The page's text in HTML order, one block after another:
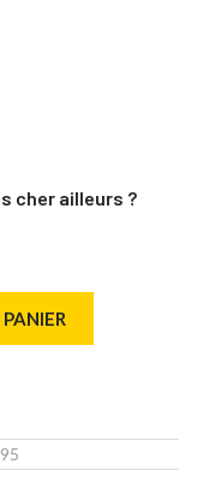
cher ailleurs ?